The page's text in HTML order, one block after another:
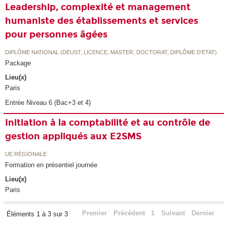
Leadership, complexité et management
humaniste des établissements et services
pour personnes âgées
DIPLÔME NATIONAL (DEUST, LICENCE, MASTER, DOCTORAT, DIPLÔME D'ETAT)
Package
Lieu(x)
Paris
Entrée Niveau 6 (Bac+3 et 4)
Initiation à la comptabilité et au contrôle de
gestion appliqués aux E2SMS
UE RÉGIONALE
Formation en présentiel journée
Lieu(x)
Paris
Éléments 1 à 3 sur 3 Premier Précédent 1 Suivant Dernier